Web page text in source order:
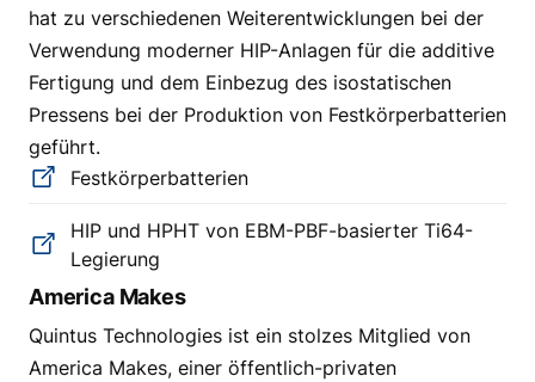
hat zu verschiedenen Weiterentwicklungen bei der
Verwendung moderner HIP-Anlagen für die additive
Fertigung und dem Einbezug des isostatischen
Pressens bei der Produktion von Festkörperbatterien
geführt.
Festkörperbatterien
HIP und HPHT von EBM-PBF-basierter Ti64-
Legierung
America Makes
Quintus Technologies ist ein stolzes Mitglied von
America Makes, einer öffentlich-privaten